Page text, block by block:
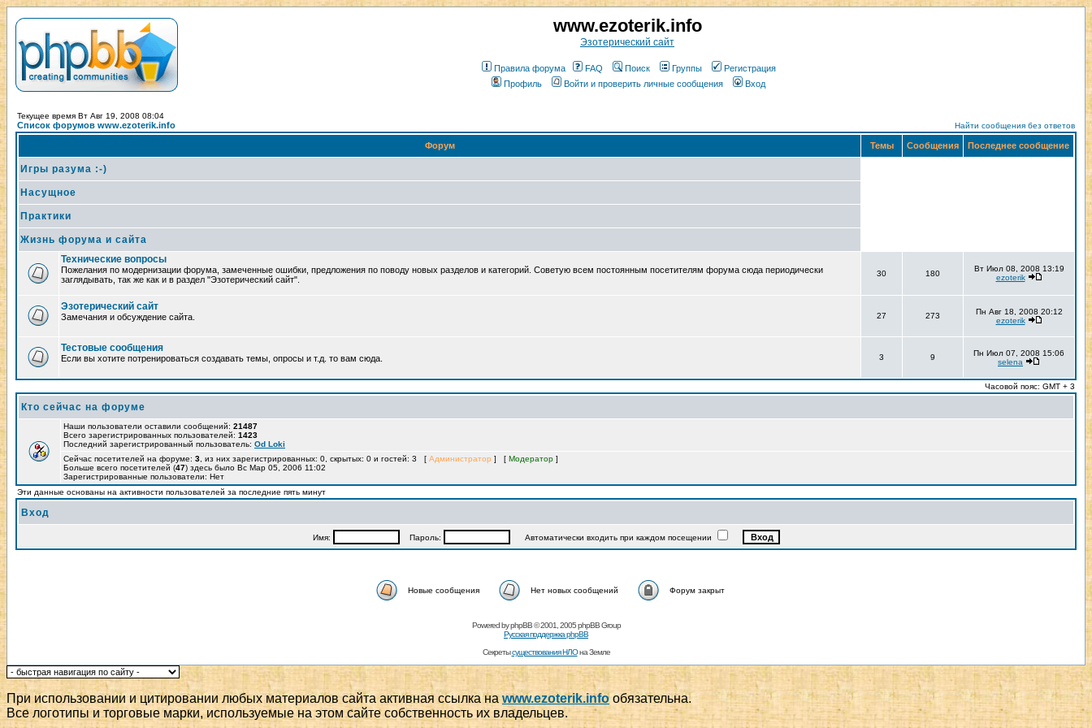
www.ezoterik.info
Эзотерический сайт
Правила форума FAQ Поиск Группы
Регистрация
Профиль
Войти и проверить личные сообщения Вход
Текущее время Вт Авг 19, 2008 08:04
Список форумов www.ezoterik.info Найти сообщения без ответов
Форум Темы Сообщения Последнее сообщение
Игры разума :-)
Насущное
Практики
Жизнь форума и сайта
Технические вопросы
Пожелания по модернизации форума, замеченные ошибки, предложения по поводу новых разделов и категорий. Советую всем постоянным посетителям форума сюда периодически
заглядывать, так же как и в раздел "Эзотерический сайт".
30 180
Вт Июл 08, 2008 13:19
ezoterik
Эзотерический сайт
Замечания и обсуждение сайта. 27 273
Пн Авг 18, 2008 20:12
ezoterik
Тестовые сообщения
Если вы хотите потренироваться создавать темы, опросы и т.д. то вам сюда. 3 9
Пн Июл 07, 2008 15:06
selena
Часовой пояс: GMT + 3
Кто сейчас на форуме
Наши пользователи оставили сообщений: 21487
Всего зарегистрированных пользователей: 1423
Последний зарегистрированный пользователь: Od Loki
Сейчас посетителей на форуме: 3 , из них зарегистрированных: 0, скрытых: 0 и гостей: 3 [ Администратор ] [ Модератор ]
Больше всего посетителей (47) здесь было Вс Мар 05, 2006 11:02
Зарегистрированные пользователи: Нет
Эти данные основаны на активности пользователей за последние пять минут
Вход
Имя: Пароль: Автоматически входить при каждом посещении
Новые сообщения Нет новых сообщений Форум закрыт
Powered byphpBB© 2001, 2005 phpBB Group
Русская поддержка phpBB
Секретысуществования НЛОна Земле
При использовании и цитировании любых материалов сайта активная ссылка наwww.ezoterik.info обязательна.
Все логотипы и торговые марки, используемые на этом сайте собственность их владельцев.